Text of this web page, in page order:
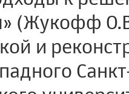
(Жукофф
и